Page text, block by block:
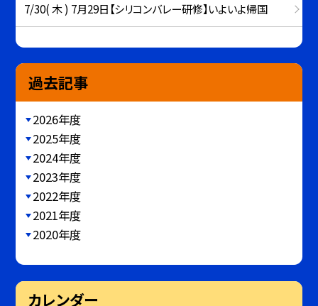
7/30( 木 ) 7月29日【シリコンバレー研修】いよいよ帰国
過去記事
2026年度
2025年度
2024年度
2023年度
2022年度
2021年度
2020年度
カレンダー